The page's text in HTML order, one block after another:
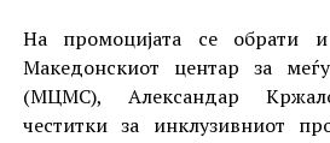
На промоцијата се обрати и
Македонскиот центар за
(МЦМС), Александар
честитки за инклузивниот